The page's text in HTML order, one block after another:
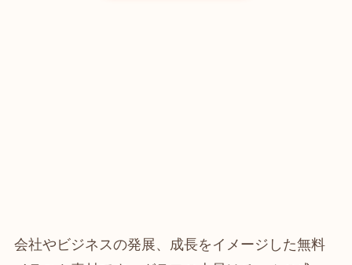
会社やビジネスの発展、成長をイメージした無料